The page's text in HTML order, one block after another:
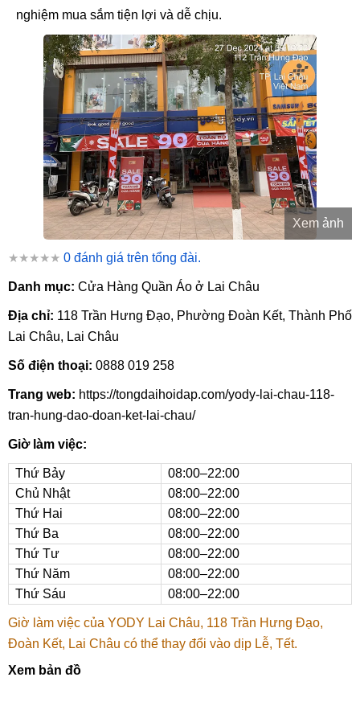
nghiệm mua sắm tiện lợi và dễ chịu.
Xem ảnh
★★★★★ 0 đánh giá trên tổng đài.
Danh mục: Cửa Hàng Quần Áo ở Lai Châu
Địa chỉ: 118 Trần Hưng Đạo, Phường Đoàn Kết, Thành Phố
Lai Châu, Lai Châu
Số điện thoại: 0888 019 258
Trang web: https://tongdaihoidap.com/yody-lai-chau-118-
tran-hung-dao-doan-ket-lai-chau/
Giờ làm việc:
Thứ Bảy
08:00–22:00
Chủ Nhật
08:00–22:00
Thứ Hai
08:00–22:00
Thứ Ba
08:00–22:00
Thứ Tư
08:00–22:00
Thứ Năm
08:00–22:00
Thứ Sáu
08:00–22:00
Giờ làm việc của YODY Lai Châu, 118 Trần Hưng Đạo,
Đoàn Kết, Lai Châu có thể thay đổi vào dịp Lễ, Tết.
Xem bản đồ